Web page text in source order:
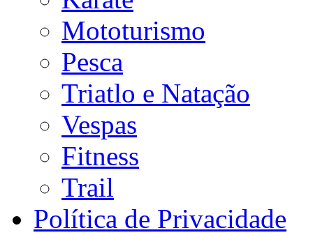
Mototurismo
Pesca
Triatlo e Natação
Vespas
Fitness
Trail
Política de Privacidade